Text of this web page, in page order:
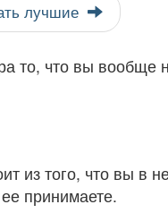
лучшие
то, что вы вообще
из того, что вы в
принимаете.